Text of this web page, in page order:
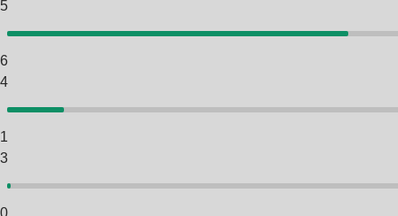
5
6
4
1
3